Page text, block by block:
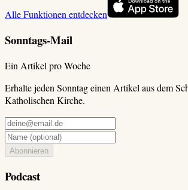
Alle Funktionen entdecken
Sonntags-Mail
Ein Artikel pro Woche
Erhalte jeden Sonntag einen Artikel aus dem
Katholischen Kirche.
Abonnieren
Podcast